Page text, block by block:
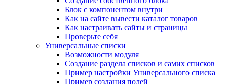
Блок с компонентом внутри
Как на сайте вывести каталог товаров
Как настраивать сайты и страницы
Проверьте себя
Универсальные списки
Возможности модуля
Создание раздела списков и самих списков
Пример настройки Универсального списка
Пример создания полей